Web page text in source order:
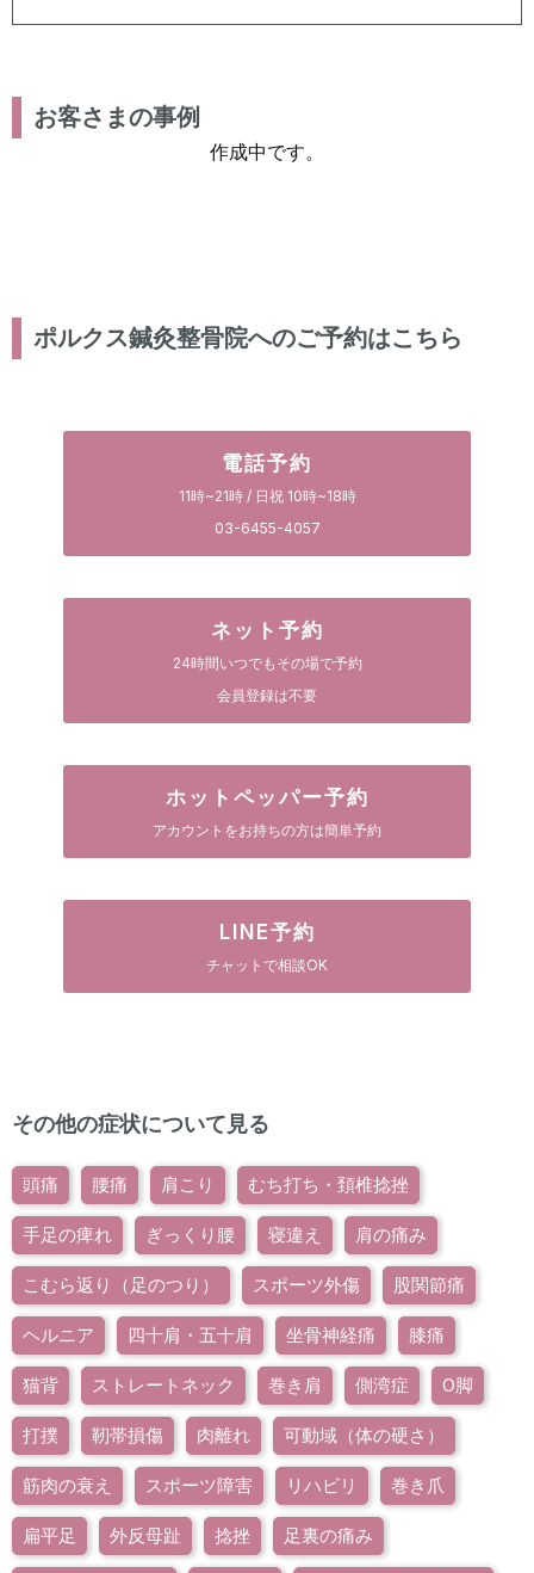
お客さまの事例
作成中です。
ポルクス鍼灸整骨院へのご予約はこちら
電話予約
11時~21時 / 日祝 10時~18時
03-6455-4057
ネット予約
24時間いつでもその場で予約
会員登録は不要
ホットペッパー予約
アカウントをお持ちの方は簡単予約
LINE予約
チャットで相談OK
その他の症状について見る
頭痛 腰痛 肩こり むち打ち・頚椎捻挫
手足の痺れ ぎっくり腰 寝違え 肩の痛み
こむら返り（足のつり） スポーツ外傷 股関節痛
ヘルニア 四十肩・五十肩 坐骨神経痛 膝痛
猫背 ストレートネック 巻き肩 側湾症 O脚
打撲 靭帯損傷 肉離れ 可動域（体の硬さ）
筋肉の衰え スポーツ障害 リハビリ 巻き爪
扁平足 外反母趾 捻挫 足裏の痛み